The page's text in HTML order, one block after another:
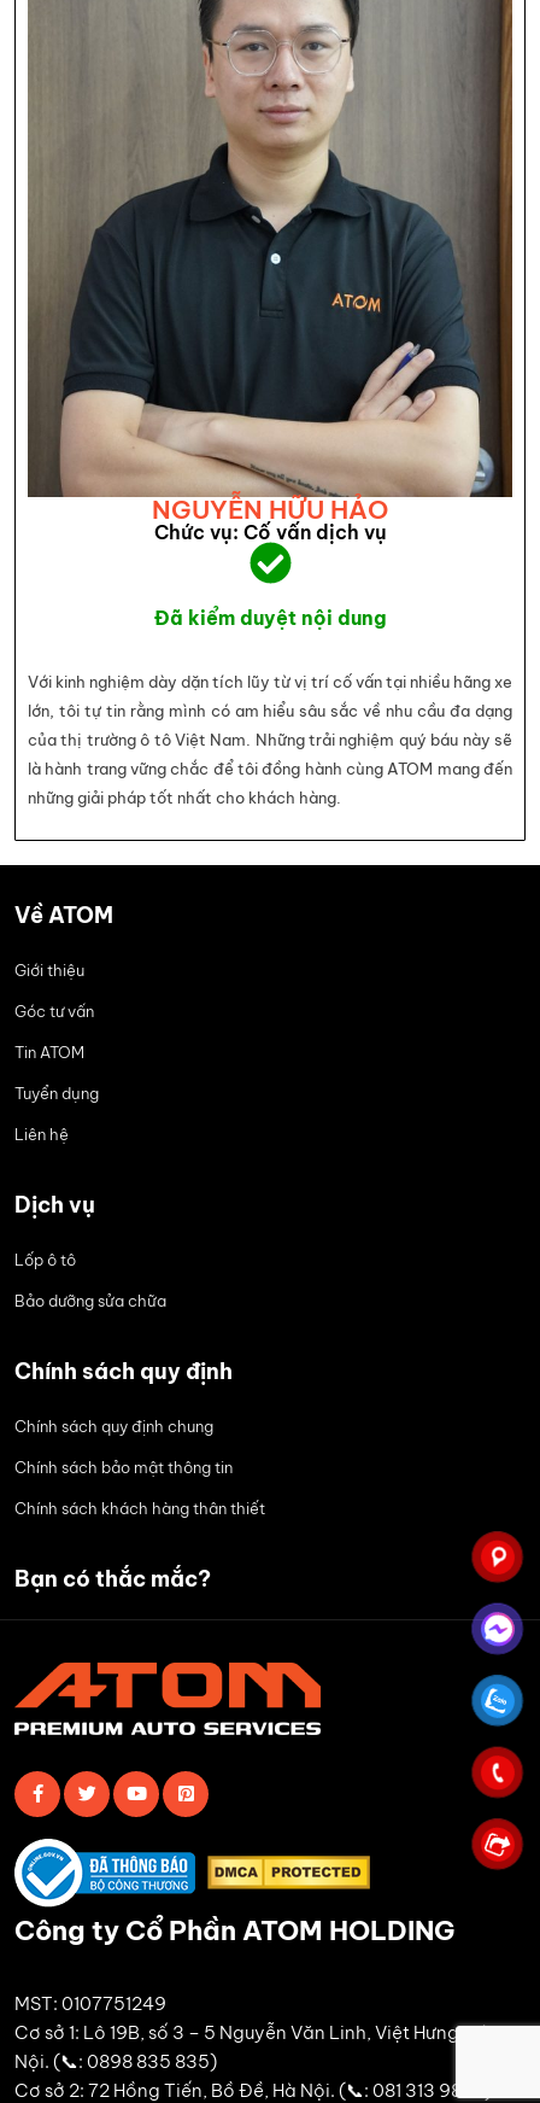
NGUYỄN HỮU HẢO
Chức vụ: Cố vấn dịch vụ
Đã kiểm duyệt nội dung
Với kinh nghiệm dày dặn tích lũy từ vị trí cố vấn tại nhiều hãng xe
lớn, tôi tự tin rằng mình có am hiểu sâu sắc về nhu cầu đa dạng
của thị trường ô tô Việt Nam. Những trải nghiệm quý báu này sẽ
là hành trang vững chắc để tôi đồng hành cùng ATOM mang đến
những giải pháp tốt nhất cho khách hàng.
Về ATOM
Giới thiệu
Góc tư vấn
Tin ATOM
Tuyển dụng
Liên hệ
Dịch vụ
Lốp ô tô
Bảo dưỡng sửa chữa
Chính sách quy định
Chính sách quy định chung
Chính sách bảo mật thông tin
Chính sách khách hàng thân thiết
Bạn có thắc mắc?
Công ty Cổ Phần ATOM HOLDING
MST: 0107751249
Cơ sở 1: Lô 19B, số 3 – 5 Nguyễn Văn Linh, Việt Hưng, Hà
Nội. (📞: 0898 835 835)
Cơ sở 2: 72 Hồng Tiến, Bồ Đề, Hà Nội. (📞: 081 313 9889)